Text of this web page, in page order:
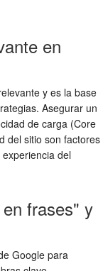
en
y es la base
Asegurar un
de carga (Core
del sitio son factores
del
frases" y
Google para